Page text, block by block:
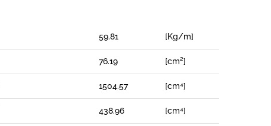
59.81 [Kg/m]
76.19 [cm²]
1504.57 [cm⁴]
438.96 [cm⁴]